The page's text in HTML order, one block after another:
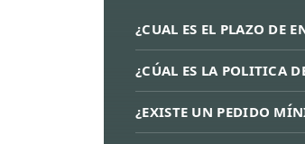
¿CUAL ES EL PLAZO DE
¿CÚAL ES LA POLITICA
¿EXISTE UN PEDIDO